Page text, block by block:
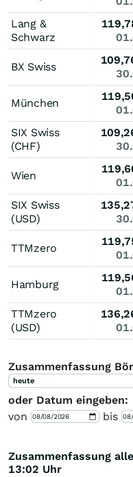
Lang &
Schwarz
BX Swiss
München
SIX Swiss
(CHF)
Wien
SIX Swiss
(USD)
TTMzero
Hamburg
TTMzero
(USD)
Zusammenfassung
heute
oder Datum eingeben:
von
bis
Zusammenfassung
13:02 Uhr